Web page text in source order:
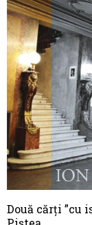
Două cărți ”cu